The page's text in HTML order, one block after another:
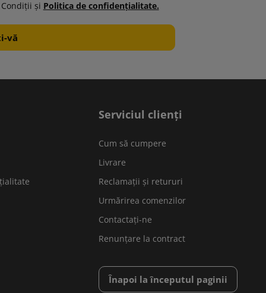
Condiţii şi Politica de confidenţialitate.
Serviciul clienți
Cum să cumpere
Livrare
Reclamații și retururi
Urmărirea comenzilor
Contactați-ne
Renunțare la contract
Înapoi la începutul paginii